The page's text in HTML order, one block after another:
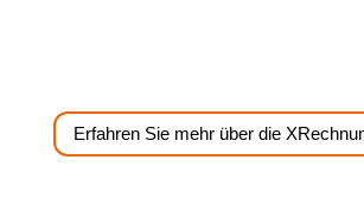
Erfahren Sie mehr über die